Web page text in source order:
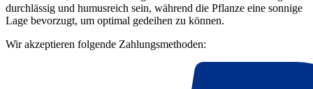
durchlässig und humusreich sein, während die Pflanze eine sonnige
Lage bevorzugt, um optimal gedeihen zu können.
Wir akzeptieren folgende Zahlungsmethoden: